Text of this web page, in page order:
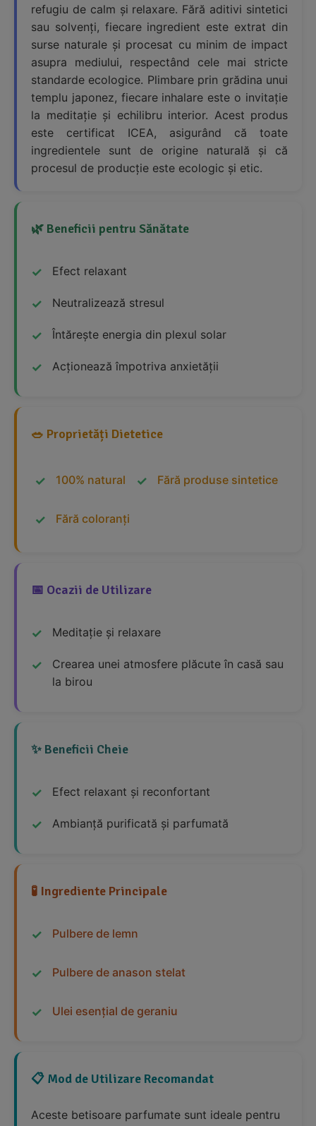
refugiu de calm și relaxare. Fără aditivi sintetici
sau solvenți, fiecare ingredient este extrat din
surse naturale și procesat cu minim de impact
asupra mediului, respectând cele mai stricte
standarde ecologice. Plimbare prin grădina unui
templu japonez, fiecare inhalare este o invitație
la meditație și echilibru interior. Acest produs
este certificat ICEA, asigurând că toate
ingredientele sunt de origine naturală și că
procesul de producție este ecologic și etic.
🌿 Beneficii pentru Sănătate
Efect relaxant
Neutralizează stresul
Întărește energia din plexul solar
Acționează împotriva anxietății
🥗 Proprietăți Dietetice
100% natural Fără produse sintetice
Fără coloranți
📅 Ocazii de Utilizare
Meditație și relaxare
Crearea unei atmosfere plăcute în casă sau
la birou
✨ Beneficii Cheie
Efect relaxant și reconfortant
Ambianță purificată și parfumată
🧪 Ingrediente Principale
Pulbere de lemn
Pulbere de anason stelat
Ulei esențial de geraniu
📋 Mod de Utilizare Recomandat
Aceste betisoare parfumate sunt ideale pentru